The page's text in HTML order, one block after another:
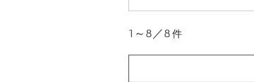
1～8／8件